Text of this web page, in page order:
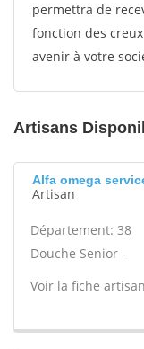
permettra de
fonction des
avenir à votre
Artisans
Alfa omega
Artisan
Département: 38
Douche Senior -
Voir la fiche